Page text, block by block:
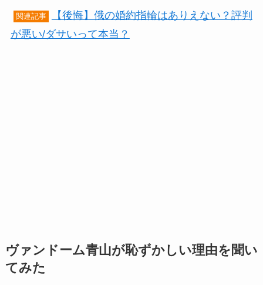
関連記事
【後悔】俄の婚約指輪はありえない？評判
が悪い/ダサいって本当？
ヴァンドーム青山が恥ずかしい理由を聞い
てみた